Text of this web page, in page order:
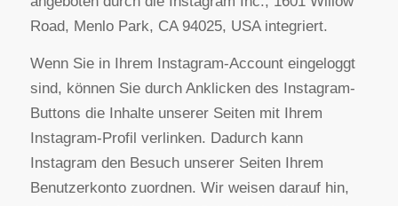
einer möglichst umfangreichen Sichtbarkeit in den
Instagram Plugin
Auf unseren Seiten sind Funktionen des Dienstes
Instagram eingebunden. Diese Funktionen werden
angeboten durch die Instagram Inc., 1601 Willow